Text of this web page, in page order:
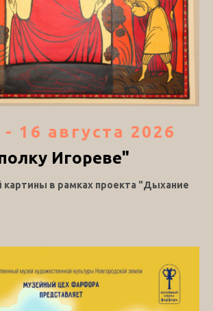
16 августа 2026
Игореве"
картины в рамках проекта "Дыхание